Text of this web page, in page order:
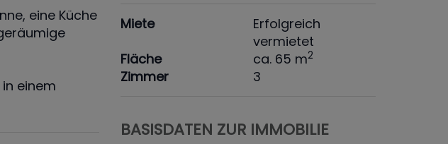
eine Küche
einem
Miete
Erfolgreich
vermietet
Fläche
ca. 65 m2
Zimmer 3
BASISDATEN ZUR IMMOBILIE